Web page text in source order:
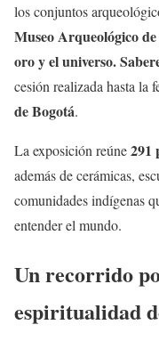
los conjuntos
Museo Arqueológico
oro y el universo.
cesión realizada hasta la
de Bogotá.
La exposición reúne291
además de cerámicas,
comunidades indígenas
entender el mundo.
Un recorrido
espiritualidad